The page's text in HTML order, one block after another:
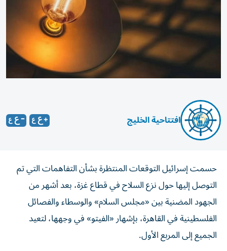
افتتاحية الخليج
حسمت إسرائيل التوقعات المنتظرة بشأن التفاهمات التي تم
التوصل إليها حول نزع السلاح في قطاع غزة، بعد أشهر من
الجهود المضنية بين «مجلس السلام» والوسطاء والفصائل
الفلسطينية في القاهرة، بإشهار «الفيتو» في وجهها، لتعيد
الجميع إلى المربع الأول.